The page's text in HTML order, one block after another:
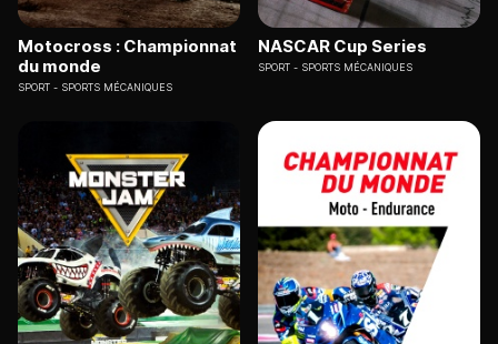
Motocross : Championnat
du monde
SPORT SPORTS MÉCANIQUES
NASCAR Cup Series
SPORT SPORTS MÉCANIQUES